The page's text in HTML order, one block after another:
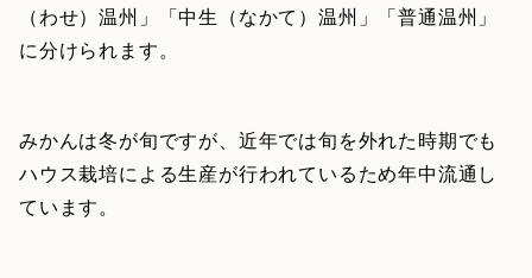
（わせ）温州」「中生（なかて）温州」「普通温州」
に分けられます。
みかんは冬が旬ですが、近年では旬を外れた時期でも
ハウス栽培による生産が行われているため年中流通し
ています。